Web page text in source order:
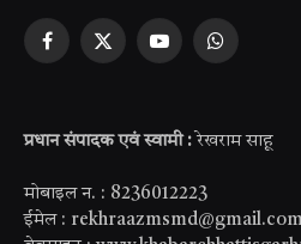
Facebook
X
YouTubeWhatsApp
प्रधान संपादक एवं स्वामी : रेखराम साहू
मोबाइल न. : 8236012223
ईमेल :